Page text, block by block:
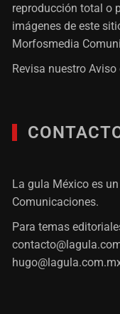
reproducción total o
imágenes de este
Morfosmedia
Revisa nuestroAviso
La gula México es
Comunicaciones.
Para temas